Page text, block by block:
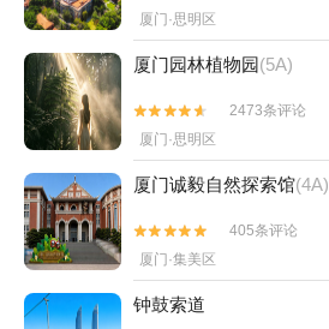
厦门·思明区
厦门园林植物园(5A)


2473条评论
厦门·思明区
厦门诚毅自然探索馆(4A)


405条评论
厦门·集美区
钟鼓索道